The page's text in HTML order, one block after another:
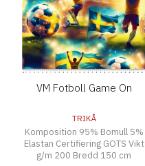
VM Fotboll Game On
TRIKÅ
Komposition 95% Bomull 5%
Elastan Certifiering GOTS Vikt
g/m 200 Bredd 150 cm